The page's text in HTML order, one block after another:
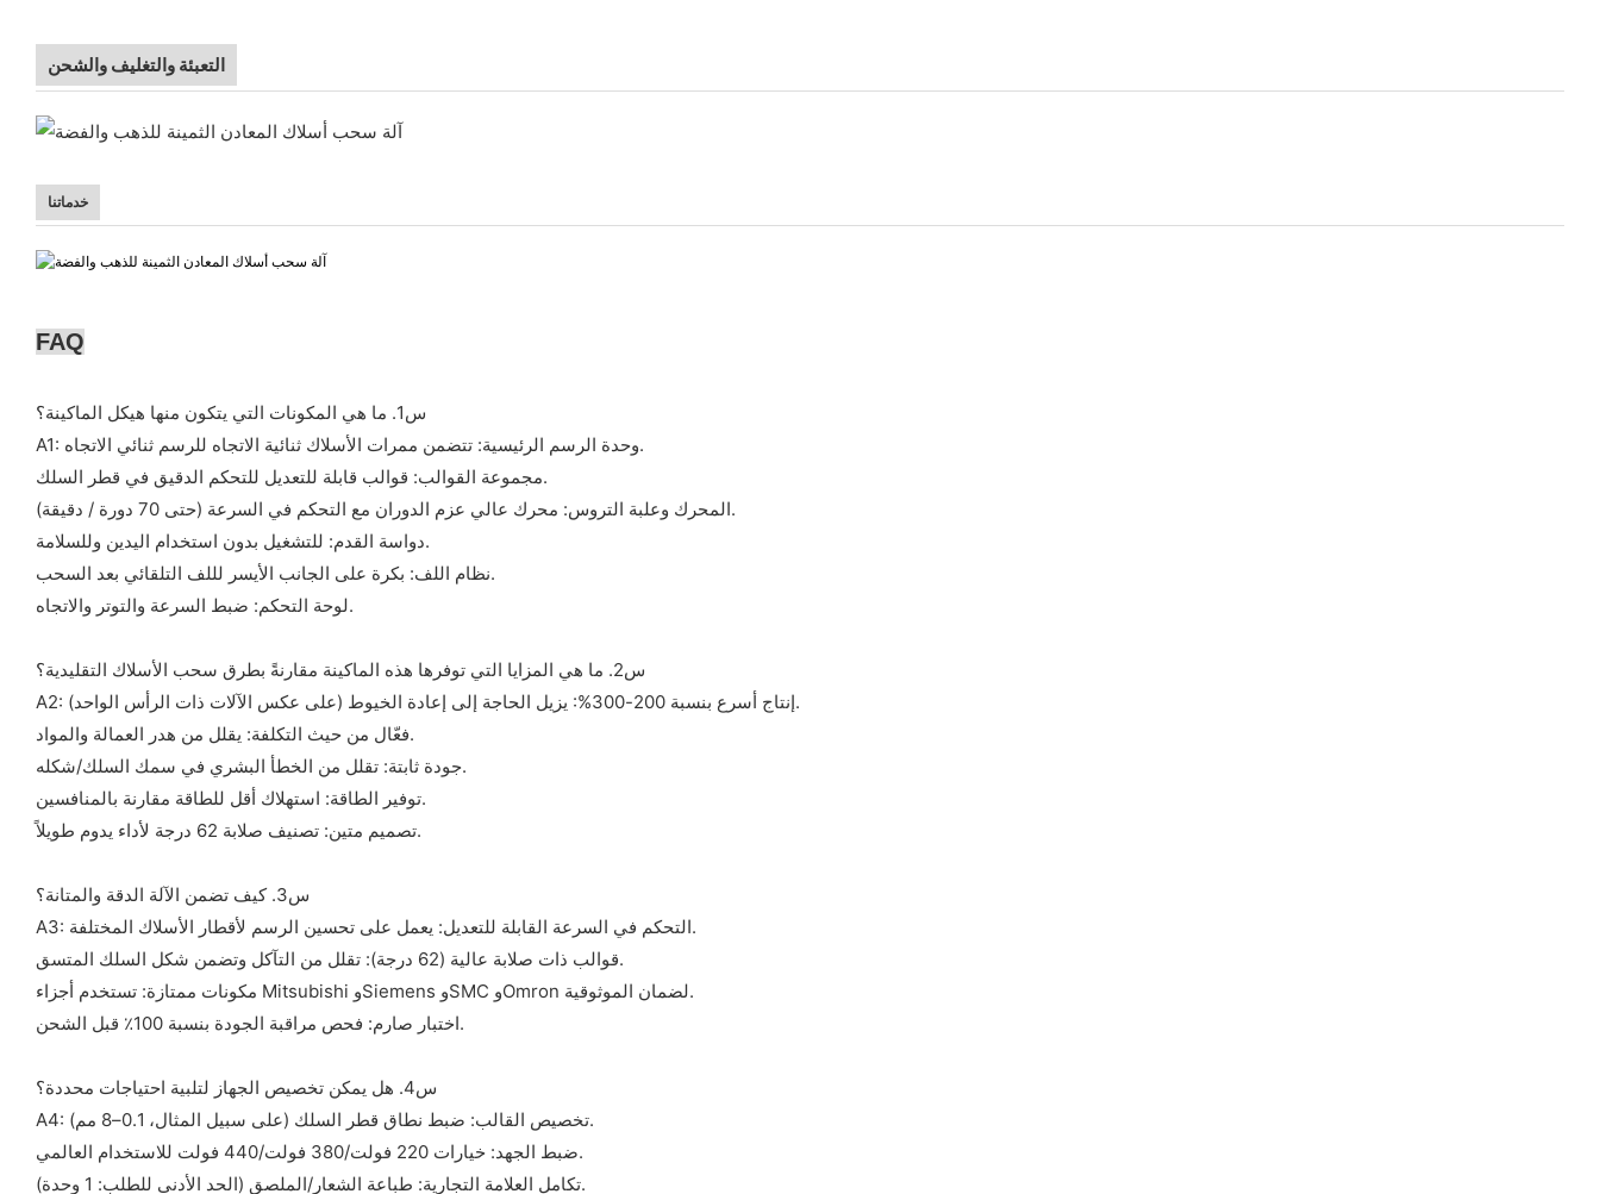
التعبئة والتغليف والشحن
خدماتنا
FAQ
س1. ما هي المكونات التي يتكون منها هيكل الماكينة؟
A1: وحدة الرسم الرئيسية: تتضمن ممرات الأسلاك ثنائية الاتجاه للرسم ثنائي الاتجاه.
مجموعة القوالب: قوالب قابلة للتعديل للتحكم الدقيق في قطر السلك.
المحرك وعلبة التروس: محرك عالي عزم الدوران مع التحكم في السرعة (حتى 70 دورة / دقيقة).
دواسة القدم: للتشغيل بدون استخدام اليدين وللسلامة.
نظام اللف: بكرة على الجانب الأيسر لللف التلقائي بعد السحب.
لوحة التحكم: ضبط السرعة والتوتر والاتجاه.
س2. ما هي المزايا التي توفرها هذه الماكينة مقارنةً بطرق سحب الأسلاك التقليدية؟
A2: إنتاج أسرع بنسبة 200-300%: يزيل الحاجة إلى إعادة الخيوط (على عكس الآلات ذات الرأس الواحد).
فعّال من حيث التكلفة: يقلل من هدر العمالة والمواد.
جودة ثابتة: تقلل من الخطأ البشري في سمك السلك/شكله.
توفير الطاقة: استهلاك أقل للطاقة مقارنة بالمنافسين.
تصميم متين: تصنيف صلابة 62 درجة لأداء يدوم طويلاً.
س3. كيف تضمن الآلة الدقة والمتانة؟
A3: التحكم في السرعة القابلة للتعديل: يعمل على تحسين الرسم لأقطار الأسلاك المختلفة.
قوالب ذات صلابة عالية (62 درجة): تقلل من التآكل وتضمن شكل السلك المتسق.
مكونات ممتازة: تستخدم أجزاء Mitsubishi وSiemens وSMC وOmron لضمان الموثوقية.
اختبار صارم: فحص مراقبة الجودة بنسبة 100٪ قبل الشحن.
س4. هل يمكن تخصيص الجهاز لتلبية احتياجات محددة؟
A4: تخصيص القالب: ضبط نطاق قطر السلك (على سبيل المثال، 0.1–8 مم).
ضبط الجهد: خيارات 220 فولت/380 فولت/440 فولت للاستخدام العالمي.
تكامل العلامة التجارية: طباعة الشعار/الملصق (الحد الأدنى للطلب: 1 وحدة).